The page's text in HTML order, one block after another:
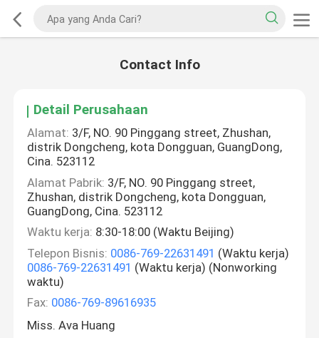
Contact Info
Detail Perusahaan
Alamat: 3/F, NO. 90 Pinggang street, Zhushan,
distrik Dongcheng, kota Dongguan, GuangDong,
Cina. 523112
Alamat Pabrik: 3/F, NO. 90 Pinggang street,
Zhushan, distrik Dongcheng, kota Dongguan,
GuangDong, Cina. 523112
Waktu kerja: 8:30-18:00 (Waktu Beijing)
Telepon Bisnis: 0086-769-22631491 (Waktu kerja)
0086-769-22631491 (Waktu kerja) (Nonworking
waktu)
Fax: 0086-769-89616935
Miss. Ava Huang